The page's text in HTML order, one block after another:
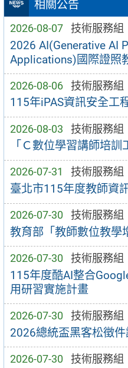
相關公告
2026-08-07 技術服務組
2026 AI(Generative AI
Applications)國際證照
2026-08-06 技術服務組
115年iPAS資訊安全工
2026-08-03 技術服務組
「Ｃ數位學習講師培訓
2026-07-31 技術服務組
臺北市115年度教師資
2026-07-30 技術服務組
教育部「教師數位教學
2026-07-30 技術服務組
115年度酷AI整合
用研習實施計畫
2026-07-30 技術服務組
2026總統盃黑客松徵
2026-07-30 技術服務組